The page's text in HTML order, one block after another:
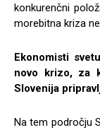
konkurenčni
morebitna kriza
Ekonomisti
novo krizo, za
Slovenija
Na tem področju